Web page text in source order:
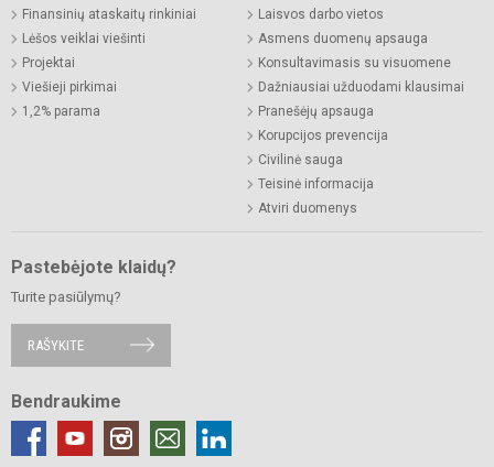
Finansinių ataskaitų rinkiniai
Lėšos veiklai viešinti
Projektai
Viešieji pirkimai
1,2% parama
Laisvos darbo vietos
Asmens duomenų apsauga
Konsultavimasis su visuomene
Dažniausiai užduodami klausimai
Pranešėjų apsauga
Korupcijos prevencija
Civilinė sauga
Teisinė informacija
Atviri duomenys
Pastebėjote klaidų?
Turite pasiūlymų?
RAŠYKITE
Bendraukime